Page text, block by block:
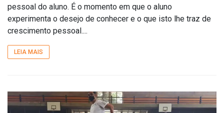
pessoal do aluno. É o momento em que o aluno
experimenta o desejo de conhecer e o que isto lhe traz de
crescimento pessoal....
LEIA MAIS